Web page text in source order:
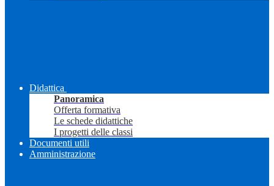
Didattica
Panoramica
Offerta formativa
Le schede didattiche
I progetti delle classi
Documenti utili
Amministrazione